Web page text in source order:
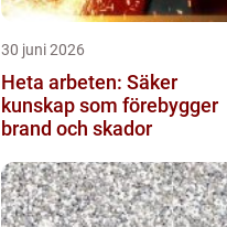
30 juni 2026
Heta arbeten: Säker
kunskap som förebygger
brand och skador